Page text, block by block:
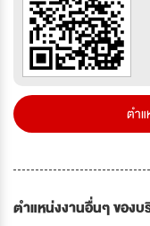
ตำ
ตำแหน่งงานอื่นๆ ของ